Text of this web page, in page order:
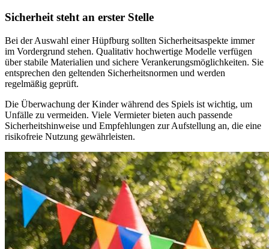
Sicherheit steht an erster Stelle
Bei der Auswahl einer Hüpfburg sollten Sicherheitsaspekte immer
im Vordergrund stehen. Qualitativ hochwertige Modelle verfügen
über stabile Materialien und sichere Verankerungsmöglichkeiten. Sie
entsprechen den geltenden Sicherheitsnormen und werden
regelmäßig geprüft.
Die Überwachung der Kinder während des Spiels ist wichtig, um
Unfälle zu vermeiden. Viele Vermieter bieten auch passende
Sicherheitshinweise und Empfehlungen zur Aufstellung an, die eine
risikofreie Nutzung gewährleisten.